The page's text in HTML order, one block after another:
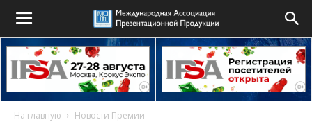
На главную Новости Премии